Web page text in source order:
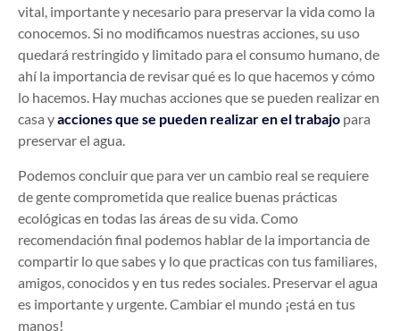
vital, importante y necesario para preservar la vida como la
conocemos. Si no modificamos nuestras acciones, su uso
quedará restringido y limitado para el consumo humano, de
ahí la importancia de revisar qué es lo que hacemos y cómo
lo hacemos. Hay muchas acciones que se pueden realizar en
casa yacciones que se pueden realizar en el trabajo para
preservar el agua.
Podemos concluir que para ver un cambio real se requiere
de gente comprometida que realice buenas prácticas
ecológicas en todas las áreas de su vida. Como
recomendación final podemos hablar de la importancia de
compartir lo que sabes y lo que practicas con tus familiares,
amigos, conocidos y en tus redes sociales. Preservar el agua
es importante y urgente. Cambiar el mundo ¡está en tus
manos!